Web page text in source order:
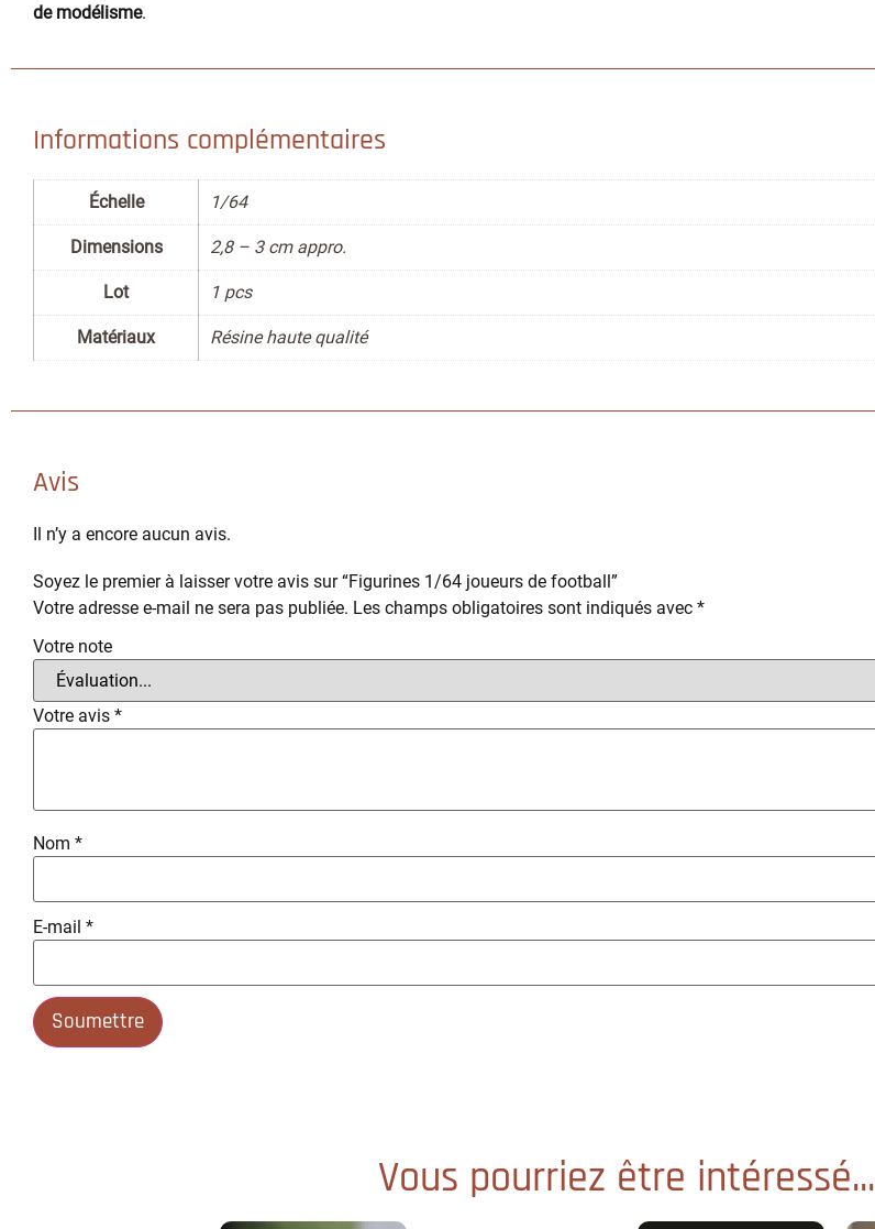
de modélisme.
Informations complémentaires
Échelle 1/64
Dimensions 2,8 – 3 cm appro.
Lot 1 pcs
Matériaux Résine haute qualité
Avis
Il n’y a encore aucun avis.
Soyez le premier à laisser votre avis sur “Figurines 1/64 joueurs de football”
Votre adresse e-mail ne sera pas publiée. Les champs obligatoires sont indiqués avec *
Votre note
Votre avis *
Nom *
E-mail *
Vous pourriez être intéressé...